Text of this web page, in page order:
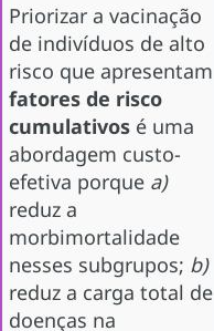
Priorizar a vacinação
de indivíduos de alto
risco que apresentam
fatores de risco
cumulativos é uma
abordagem custo-
efetiva porque a)
reduz a
morbimortalidade
nesses subgrupos; b)
reduz a carga total de
doenças na